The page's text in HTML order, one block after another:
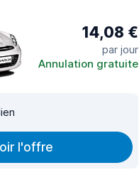
14,08 €
par jour
Annulation gratuite
l'offre